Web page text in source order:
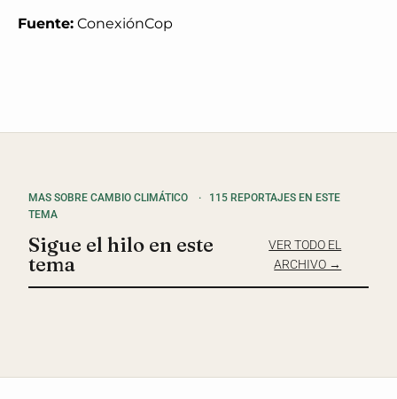
Fuente: ConexiónCop
MAS SOBRE CAMBIO CLIMÁTICO · 115 REPORTAJES EN ESTE
TEMA
Sigue el hilo en este
tema
VER TODO EL
ARCHIVO →